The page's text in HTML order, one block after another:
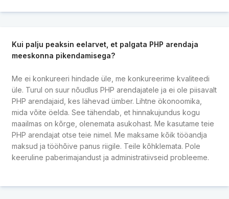
Kui palju peaksin eelarvet, et palgata PHP arendaja
meeskonna pikendamisega?
Me ei konkureeri hindade üle, me konkureerime kvaliteedi
üle. Turul on suur nõudlus PHP arendajatele ja ei ole piisavalt
PHP arendajaid, kes lähevad ümber. Lihtne ökonoomika,
mida võite öelda. See tähendab, et hinnakujundus kogu
maailmas on kõrge, olenemata asukohast. Me kasutame teie
PHP arendajat otse teie nimel. Me maksame kõik tööandja
maksud ja tööhõive panus riigile. Teile kõhklemata. Pole
keeruline paberimajandust ja administratiivseid probleeme.